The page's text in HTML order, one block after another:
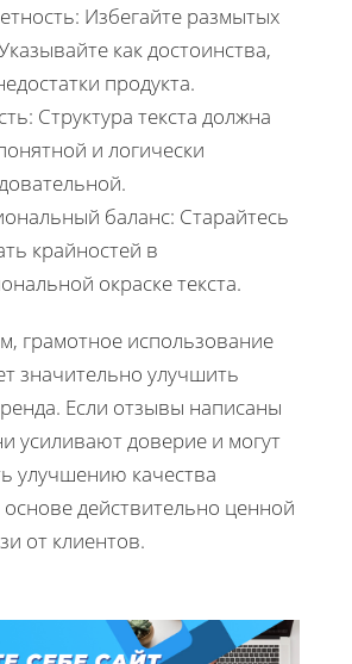
Избегайте размытых
как достоинства,
продукта.
Структура текста должна
и логически
баланс: Старайтесь
крайностей в
окраске текста.
грамотное использование
значительно улучшить
Если отзывы написаны
усиливают доверие и могут
улучшению качества
действительно ценной
от клиентов.